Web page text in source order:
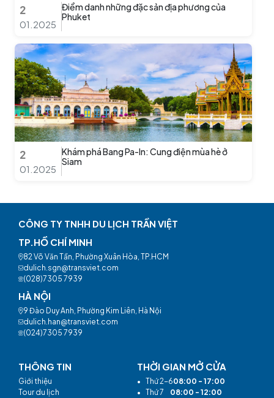
2
01.2025
Điểm danh những đặc sản địa phương của
Phuket
2
01.2025
Khám phá Bang Pa-In: Cung điện mùa hè ở
Siam
CÔNG TY TNHH DU LỊCH TRẦN VIỆT
TP.HỒ CHÍ MINH
82 Võ Văn Tần, Phường Xuân Hòa, TP.HCM
dulich.sgn@transviet.com
(028)7305 7939
HÀ NỘI
9 Đào Duy Anh, Phường Kim Liên, Hà Nội
dulich.han@transviet.com
(024)7305 7939
THÔNG TIN
Giới thiệu
Tour du lịch
THỜI GIAN MỞ CỬA
• Thứ 2-608:00 - 17:00
• Thứ 7 08:00 - 12:00